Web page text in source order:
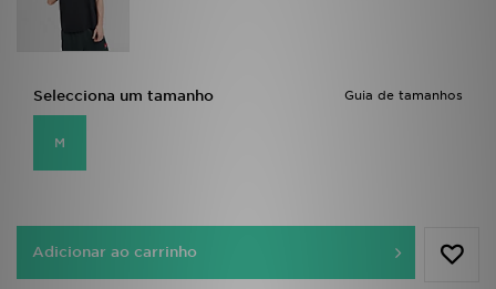
Guia de tamanhos
Selecciona um tamanho
M
Adicionar ao carrinho
FAQs